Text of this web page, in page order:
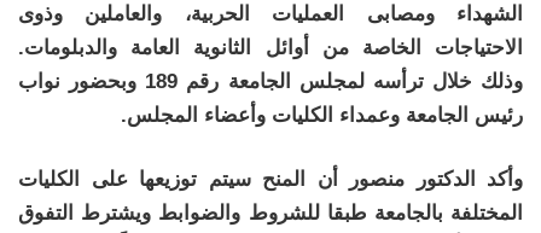
الشهداء ومصابى العمليات الحربية، والعاملين وذوى
الاحتياجات الخاصة من أوائل الثانوية العامة والدبلومات.
وذلك خلال ترأسه لمجلس الجامعة رقم 189 وبحضور نواب
رئيس الجامعة وعمداء الكليات وأعضاء المجلس.
وأكد الدكتور منصور أن المنح سيتم توزيعها على الكليات
المختلفة بالجامعة طبقا للشروط والضوابط ويشترط التفوق